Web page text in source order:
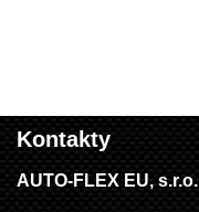
Kontakty
AUTO-FLEX EU, s.r.o.